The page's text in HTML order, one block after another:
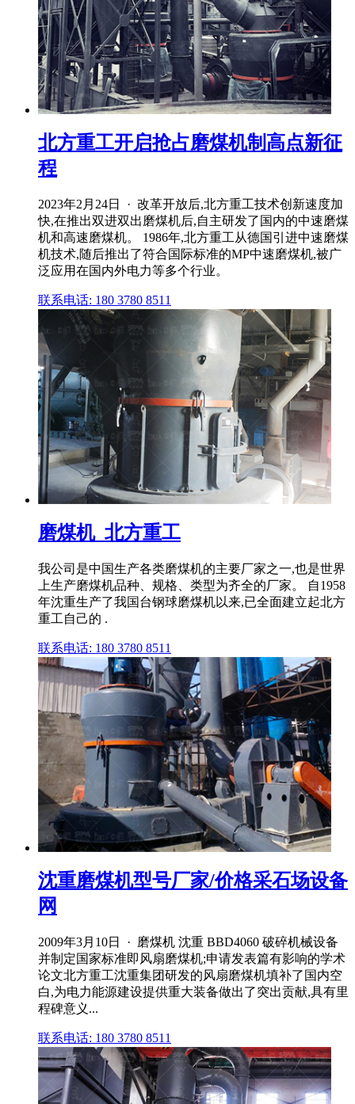
北方重工开启抢占磨煤机制高点新征
程
2023年2月24日 · 改革开放后,北方重工技术创新速度加
快,在推出双进双出磨煤机后,自主研发了国内的中速磨煤
机和高速磨煤机。 1986年,北方重工从德国引进中速磨煤
机技术,随后推出了符合国际标准的MP中速磨煤机,被广
泛应用在国内外电力等多个行业。
联系电话: 180 3780 8511
磨煤机_北方重工
我公司是中国生产各类磨煤机的主要厂家之一,也是世界
上生产磨煤机品种、规格、类型为齐全的厂家。 自1958
年沈重生产了我国台钢球磨煤机以来,已全面建立起北方
重工自己的 .
联系电话: 180 3780 8511
沈重磨煤机型号厂家/价格采石场设备
网
2009年3月10日 · 磨煤机 沈重 BBD4060 破碎机械设备
并制定国家标准即风扇磨煤机;申请发表篇有影响的学术
论文北方重工沈重集团研发的风扇磨煤机填补了国内空
白,为电力能源建设提供重大装备做出了突出贡献,具有里
程碑意义...
联系电话: 180 3780 8511